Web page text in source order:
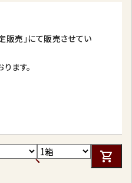
売」にて販売させてい
ます。